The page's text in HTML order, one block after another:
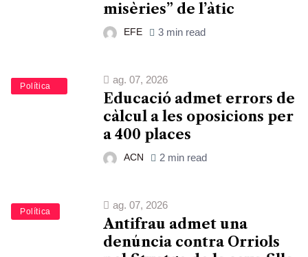
misèries” de l’àtic
EFE 3 min read
Educació
Política
ag. 07, 2026
Educació admet errors de
càlcul a les oposicions per
a 400 places
ACN 2 min read
Política
ag. 07, 2026
Antifrau admet una
denúncia contra Orriols